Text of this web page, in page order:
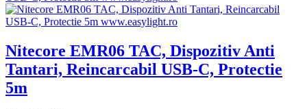
Nitecore EMR06 TAC, Dispozitiv Anti
Tantari, Reincarcabil USB-C, Protectie
5m